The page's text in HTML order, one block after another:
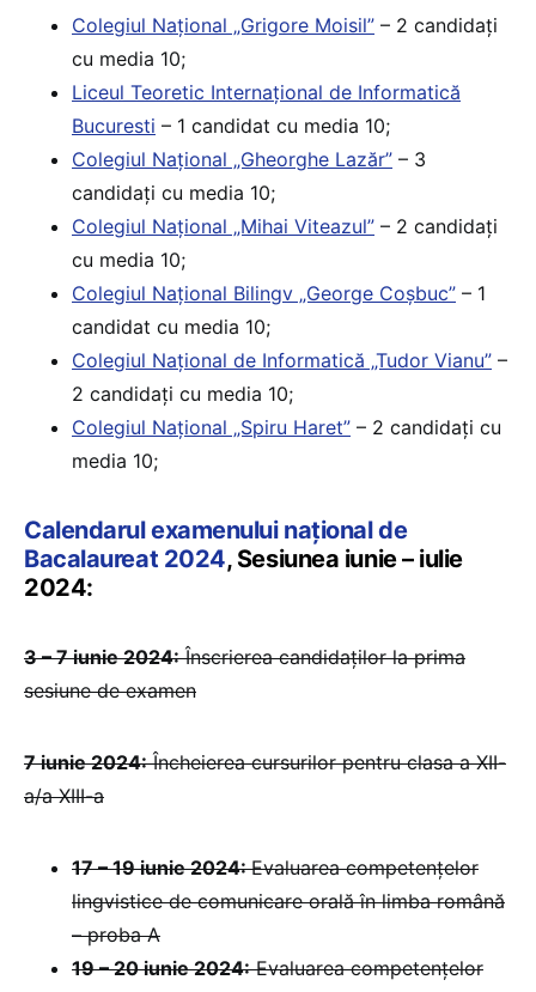
Colegiul Naţional „Grigore Moisil” – 2 candidați
cu media 10;
Liceul Teoretic Internațional de Informatică
Bucuresti – 1 candidat cu media 10;
Colegiul Naţional „Gheorghe Lazăr” – 3
candidați cu media 10;
Colegiul Național „Mihai Viteazul” – 2 candidați
cu media 10;
Colegiul Național Bilingv „George Coșbuc” – 1
candidat cu media 10;
Colegiul Naţional de Informatică „Tudor Vianu” –
2 candidați cu media 10;
Colegiul Național „Spiru Haret” – 2 candidați cu
media 10;
Calendarul examenului național de
Bacalaureat 2024, Sesiunea iunie – iulie
2024:
3 – 7 iunie 2024:Înscrierea candidaților la prima
sesiune de examen
7 iunie 2024:Încheierea cursurilor pentru clasa a XII-
a/a XIII-a
17 – 19 iunie 2024:Evaluarea competențelor
lingvistice de comunicare orală în limba română
– proba A
19 – 20 iunie 2024:Evaluarea competențelor